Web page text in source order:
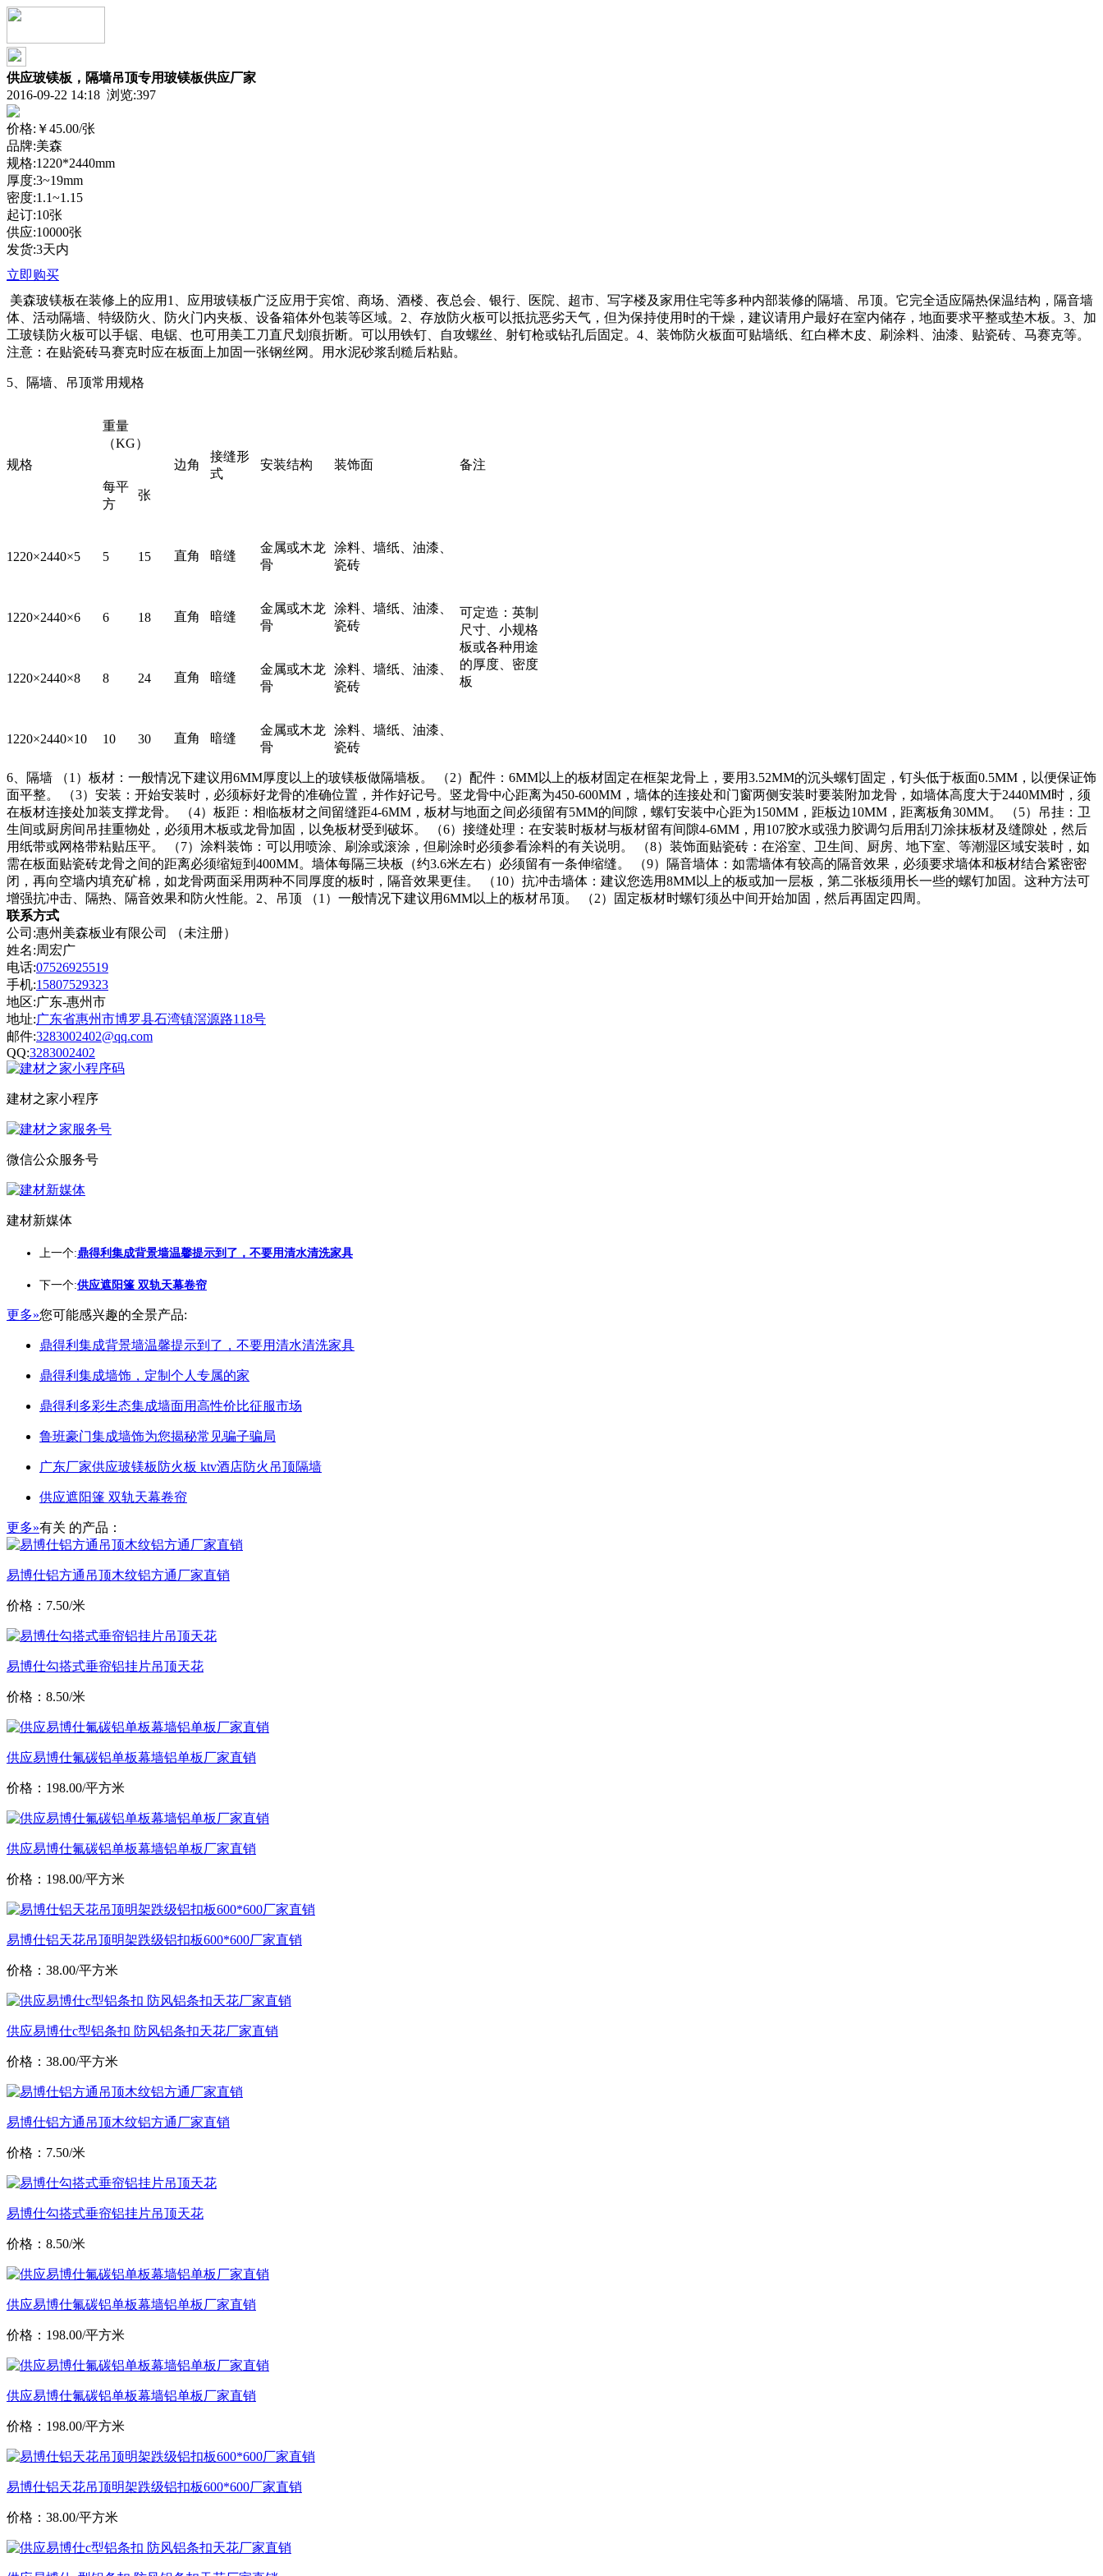
供应玻镁板，隔墙吊顶专用玻镁板供应厂家
2016-09-22 14:18 浏览:397
价格: ￥45.00/张
品牌:美森
规格:1220*2440mm
厚度:3~19mm
密度:1.1~1.15
起订:10张
供应:10000张
发货:3天内
立即购买
美森玻镁板在装修上的应用1、应用玻镁板广泛应用于宾馆、商场、酒楼、夜总会、银行、医院、超市、写字楼及家用住宅等多种内部装修的隔墙、吊顶。它完全适应隔热保温结构，隔音墙
体、活动隔墙、特级防火、防火门内夹板、设备箱体外包装等区域。2、存放防火板可以抵抗恶劣天气，但为保持使用时的干燥，建议请用户最好在室内储存，地面要求平整或垫木板。3、加
工玻镁防火板可以手锯、电锯、也可用美工刀直尺划痕折断。可以用铁钉、自攻螺丝、射钉枪或钻孔后固定。4、装饰防火板面可贴墙纸、红白榉木皮、刷涂料、油漆、贴瓷砖、马赛克等。
注意：在贴瓷砖马赛克时应在板面上加固一张钢丝网。用水泥砂浆刮糙后粘贴。
5、隔墙、吊顶常用规格
规格
重量
（KG）
边角
接缝形
式
安装结构 装饰面
备注
每平
方
张
1220×2440×5 5 15 直角 暗缝
金属或木龙
骨
涂料、墙纸、油漆、
瓷砖
可定造：英制
尺寸、小规格
板或各种用途
的厚度、密度
板
1220×2440×6 6 18 直角 暗缝
金属或木龙
骨
涂料、墙纸、油漆、
瓷砖
1220×2440×8 8 24 直角 暗缝
金属或木龙
骨
涂料、墙纸、油漆、
瓷砖
1220×2440×10 10 30 直角 暗缝
金属或木龙
骨
涂料、墙纸、油漆、
瓷砖
6、隔墙 （1）板材：一般情况下建议用6MM厚度以上的玻镁板做隔墙板。 （2）配件：6MM以上的板材固定在框架龙骨上，要用3.52MM的沉头螺钉固定，钉头低于板面0.5MM，以便保证饰
面平整。 （3）安装：开始安装时，必须标好龙骨的准确位置，并作好记号。竖龙骨中心距离为450-600MM，墙体的连接处和门窗两侧安装时要装附加龙骨，如墙体高度大于2440MM时，须
在板材连接处加装支撑龙骨。 （4）板距：相临板材之间留缝距4-6MM，板材与地面之间必须留有5MM的间隙，螺钉安装中心距为150MM，距板边10MM，距离板角30MM。 （5）吊挂：卫
生间或厨房间吊挂重物处，必须用木板或龙骨加固，以免板材受到破坏。 （6）接缝处理：在安装时板材与板材留有间隙4-6MM，用107胶水或强力胶调匀后用刮刀涂抹板材及缝隙处，然后
用纸带或网格带粘贴压平。 （7）涂料装饰：可以用喷涂、刷涂或滚涂，但刷涂时必须参看涂料的有关说明。 （8）装饰面贴瓷砖：在浴室、卫生间、厨房、地下室、等潮湿区域安装时，如
需在板面贴瓷砖龙骨之间的距离必须缩短到400MM。墙体每隔三块板（约3.6米左右）必须留有一条伸缩缝。 （9）隔音墙体：如需墙体有较高的隔音效果，必须要求墙体和板材结合紧密密
闭，再向空墙内填充矿棉，如龙骨两面采用两种不同厚度的板时，隔音效果更佳。 （10）抗冲击墙体：建议您选用8MM以上的板或加一层板，第二张板须用长一些的螺钉加固。这种方法可
增强抗冲击、隔热、隔音效果和防火性能。2、吊顶 （1）一般情况下建议用6MM以上的板材吊顶。 （2）固定板材时螺钉须丛中间开始加固，然后再固定四周。
联系方式
公司:惠州美森板业有限公司 （未注册）
姓名:周宏广
电话:07526925519
手机:15807529323
地区:广东-惠州市
地址:广东省惠州市博罗县石湾镇滘源路118号
邮件:3283002402@qq.com
QQ:3283002402
建材之家小程序
微信公众服务号
建材新媒体
上一个:鼎得利集成背景墙温馨提示到了，不要用清水清洗家具
下一个:供应遮阳篷 双轨天幕卷帘
更多»您可能感兴趣的全景产品:
鼎得利集成背景墙温馨提示到了，不要用清水清洗家具
鼎得利集成墙饰，定制个人专属的家
鼎得利多彩生态集成墙面用高性价比征服市场
鲁班豪门集成墙饰为您揭秘常见骗子骗局
广东厂家供应玻镁板防火板 ktv酒店防火吊顶隔墙
供应遮阳篷 双轨天幕卷帘
更多»有关 的产品：
易博仕铝方通吊顶木纹铝方通厂家直销
价格：7.50/米
易博仕勾搭式垂帘铝挂片吊顶天花
价格：8.50/米
供应易博仕氟碳铝单板幕墙铝单板厂家直销
价格：198.00/平方米
供应易博仕氟碳铝单板幕墙铝单板厂家直销
价格：198.00/平方米
易博仕铝天花吊顶明架跌级铝扣板600*600厂家直销
价格：38.00/平方米
供应易博仕c型铝条扣 防风铝条扣天花厂家直销
价格：38.00/平方米
易博仕铝方通吊顶木纹铝方通厂家直销
价格：7.50/米
易博仕勾搭式垂帘铝挂片吊顶天花
价格：8.50/米
供应易博仕氟碳铝单板幕墙铝单板厂家直销
价格：198.00/平方米
供应易博仕氟碳铝单板幕墙铝单板厂家直销
价格：198.00/平方米
易博仕铝天花吊顶明架跌级铝扣板600*600厂家直销
价格：38.00/平方米